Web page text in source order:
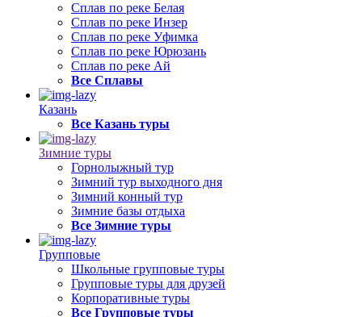
Сплав по реке Белая
Сплав по реке Инзер
Сплав по реке Уфимка
Сплав по реке Юрюзань
Сплав по реке Ай
Все Сплавы
Казань
Все Казань туры
Зимние туры
Горнолыжный тур
Зимний тур выходного дня
Зимний конный тур
Зимние базы отдыха
Все Зимние туры
Групповые
Школьные групповые туры
Групповые туры для друзей
Корпоративные туры
Все Групповые туры